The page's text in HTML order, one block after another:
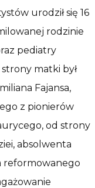
urodził się 16
rodzinie
pediatry
matki był
Fajansa,
z pionierów
od strony
absolwenta
reformowanego